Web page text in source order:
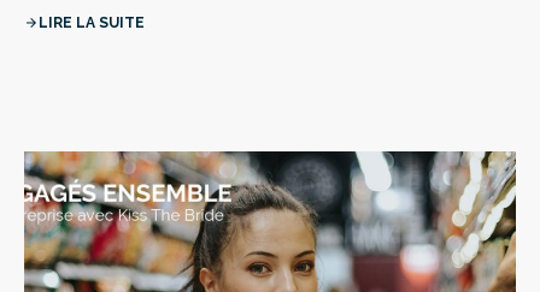
arrow_forward LIRE LA SUITE